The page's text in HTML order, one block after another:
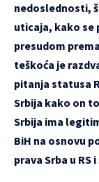
nedoslednosti,
uticaja, kako se
presudom
teškoća je
pitanja statusa
Srbija kako on
Srbija ima
BiH na osnovu
prava Srba u RS